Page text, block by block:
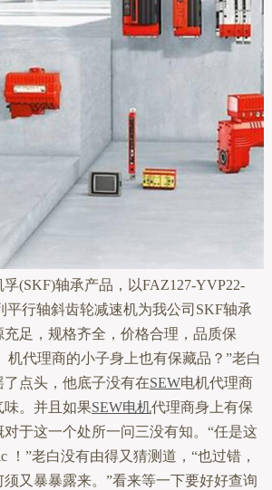
(SKF)轴承产品，以FAZ127-YVP22-
平行轴斜齿轮减速机为我公司SKF轴承
足，规格齐全，价格合理，品质保
机代理商的小子身上也有保藏品？”老白
点头，他底子没有在SEW电机代理商
味。并且如果SEW电机代理商身上有保
于这一个处所一问三没有知。“任是这
！”老白没有由得又猜测道，“也过错，
又暴暴露来。”看来等一下要好好查询